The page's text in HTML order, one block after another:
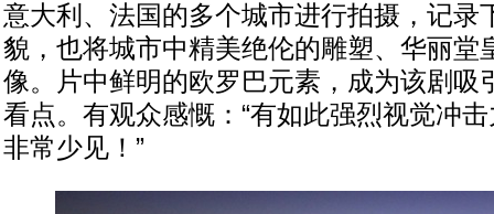
意大利、法国的多个城市进行拍摄，记录
貌，也将城市中精美绝伦的雕塑、华丽堂
像。片中鲜明的欧罗巴元素，成为该剧吸
看点。有观众感慨：“有如此强烈视觉冲
非常少见！”